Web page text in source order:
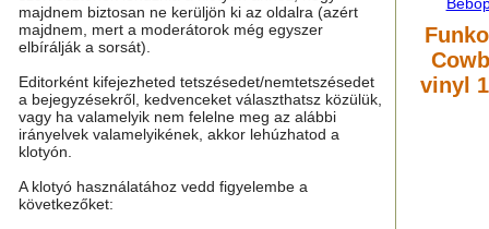
majdnem biztosan ne kerüljön ki az oldalra (azért
majdnem, mert a moderátorok még egyszer
elbírálják a sorsát).
Editorként kifejezheted tetszésedet/nemtetszésedet
a bejegyzésekről, kedvenceket választhatsz közülük,
vagy ha valamelyik nem felelne meg az alábbi
irányelvek valamelyikének, akkor lehúzhatod a
klotyón.
A klotyó használatához vedd figyelembe a
következőket:
vinyl